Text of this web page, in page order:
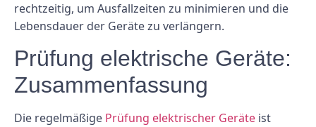
rechtzeitig, um Ausfallzeiten zu minimieren und die
Lebensdauer der Geräte zu verlängern.
Prüfung elektrische Geräte:
Zusammenfassung
Die regelmäßige Prüfung elektrischer Geräte ist